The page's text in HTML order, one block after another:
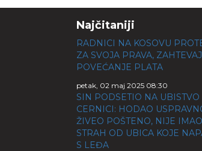
Najčitaniji
RADNICI NA KOSOVU
ZA SVOJA PRAVA,
POVEĆANJE PLATA
petak, 02 maj 2025 08:30
SIN PODSETIO NA UBISTVO
CERNICI: HODAO
ŽIVEO POŠTENO, NIJE IMAO
STRAH OD UBICA KOJE
S LEĐA